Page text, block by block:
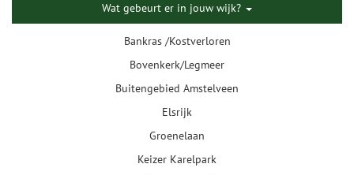
Wat gebeurt er in jouw wijk?
Bankras /Kostverloren
Bovenkerk/Legmeer
Buitengebied Amstelveen
Elsrijk
Groenelaan
Keizer Karelpark